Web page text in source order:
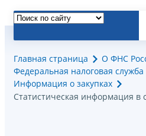
Главная страница
О ФНС
Федеральная налоговая служба
Информация о закупках
Статистическая информация в